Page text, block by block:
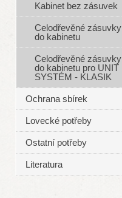
Kabinet bez zásuvek
Celodřevěné zásuvky
do kabinetu
Celodřevěné zásuvky
do kabinetu pro UNIT
SYSTÉM - KLASIK
Ochrana sbírek
Lovecké potřeby
Ostatní potřeby
Literatura